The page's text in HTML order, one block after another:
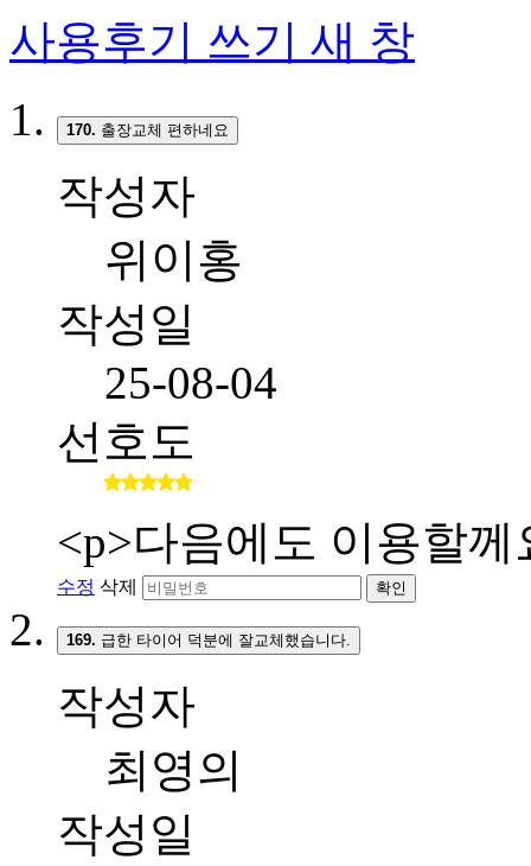
사용후기 쓰기 새 창
170. 출장교체 편하네요
작성자
위이홍
작성일
25-08-04
선호도
<p>다음에도 이용할께
수정 삭제 확인
169. 급한 타이어 덕분에 잘교체했습니다.
작성자
최영의
작성일